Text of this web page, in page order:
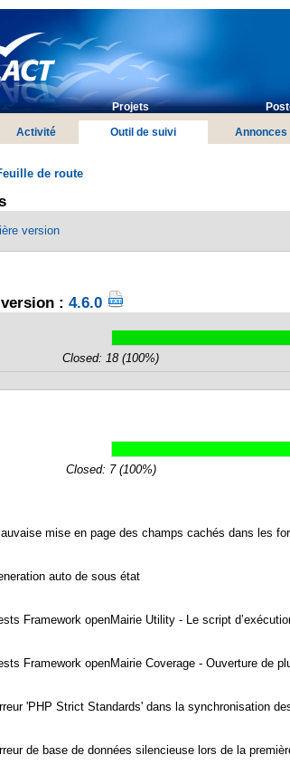
Projets
Activité Outil de suivi Annonces
de route
version
: 4.6.0
Closed: 18 (100%)
Closed: 7 (100%)
mise en page des champs cachés dans les
auto de sous état
Framework openMairie Utility - Le script
Framework openMairie Coverage - Ouverture de
'PHP Strict Standards' dans la synchronisation
de base de données silencieuse lors de la